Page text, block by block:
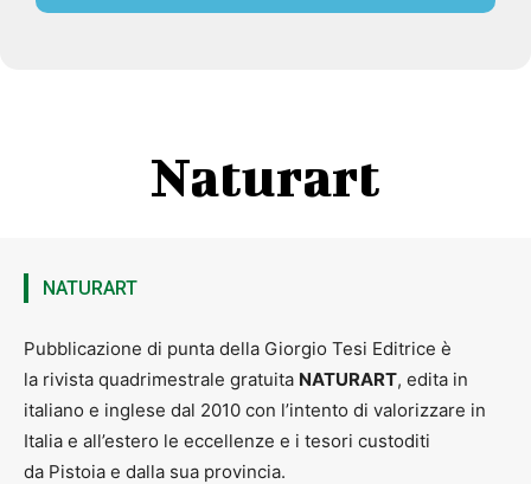
Naturart
NATURART
Pubblicazione di punta della Giorgio Tesi Editrice è
la rivista quadrimestrale gratuita NATURART, edita in
italiano e inglese dal 2010 con l’intento di valorizzare in
Italia e all’estero le eccellenze e i tesori custoditi
da Pistoia e dalla sua provincia.